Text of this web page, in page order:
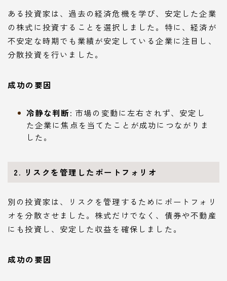
ある投資家は、過去の経済危機を学び、安定した企業
の株式に投資することを選択しました。特に、経済が
不安定な時期でも業績が安定している企業に注目し、
分散投資を行いました。
成功の要因
冷静な判断: 市場の変動に左右されず、安定し
た企業に焦点を当てたことが成功につながりま
した。
2. リスクを管理したポートフォリオ
別の投資家は、リスクを管理するためにポートフォリ
オを分散させました。株式だけでなく、債券や不動産
にも投資し、安定した収益を確保しました。
成功の要因